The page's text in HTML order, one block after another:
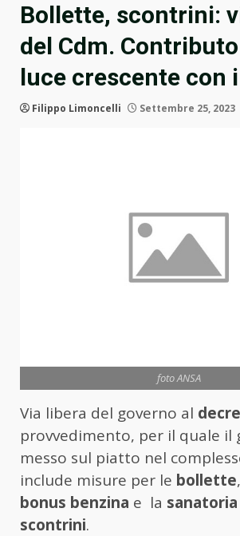
Bollette, scontrini:
del Cdm.
luce crescente con
Filippo Limoncelli Settembre 25, 2023
foto ANSA
Via libera del governo al
provvedimento, per il quale il
messo sul piatto nel
include misure per le bollette
bonus benzina e la
scontrini.